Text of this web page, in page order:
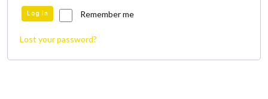
Remember me
Log in
Lost your password?